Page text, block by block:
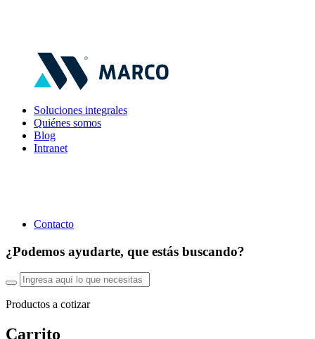
Soluciones integrales
Quiénes somos
Blog
Intranet
Contacto
¿Podemos ayudarte, que estás buscando?
Productos a cotizar
Carrito